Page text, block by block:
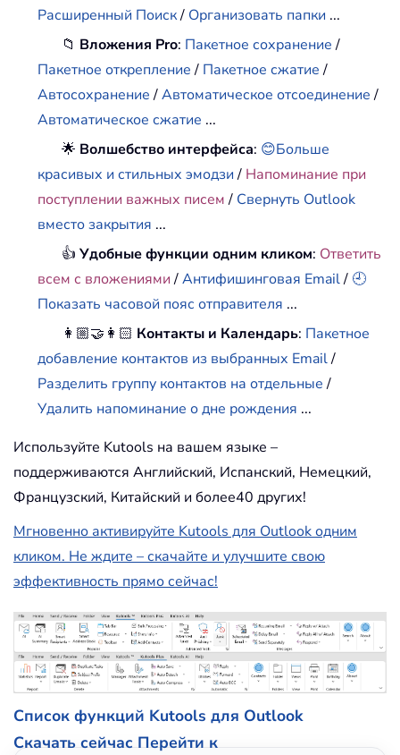
Расширенный Поиск/ Организовать папки ...
📁 Вложения Pro: Пакетное сохранение/
Пакетное открепление/ Пакетное сжатие/
Автосохранение/Автоматическое отсоединение/
Автоматическое сжатие ...
🌟 Волшебство интерфейса: 😊Больше
красивых и стильных эмодзи/ Напоминание при
поступлении важных писем/ Свернуть Outlook
вместо закрытия ...
👍Удобные функции одним кликом: Ответить
всем с вложениями /Антифишинговая Email/ 🕘
Показать часовой пояс отправителя ...
👩🏼‍🤝‍👩🏻 Контакты и Календарь: Пакетное
добавление контактов из выбранных Email/
Разделить группу контактов на отдельные/
Удалить напоминание о дне рождения ...
Используйте Kutools на вашем языке –
поддерживаются Английский, Испанский, Немецкий,
Французский, Китайский и более40 других!
Мгновенно активируйте Kutools для Outlook одним
кликом. Не ждите – скачайте и улучшите свою
эффективность прямо сейчас!
Список функций Kutools для Outlook
Скачать сейчас Перейти к